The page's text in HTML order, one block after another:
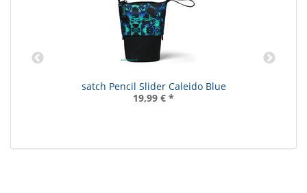
satch Pencil Slider Caleido Blue
19,99 € *